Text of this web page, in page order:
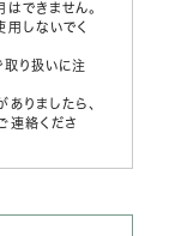
できません。
用しないでく
取り扱いに注
りましたら、
連絡くださ